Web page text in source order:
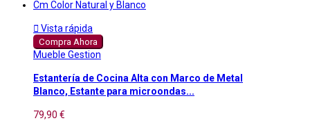
 Vista rápida
Compra Ahora
Mueble Gestion
Estantería de Cocina Alta con Marco de Metal
Blanco, Estante para microondas...
79,90 €